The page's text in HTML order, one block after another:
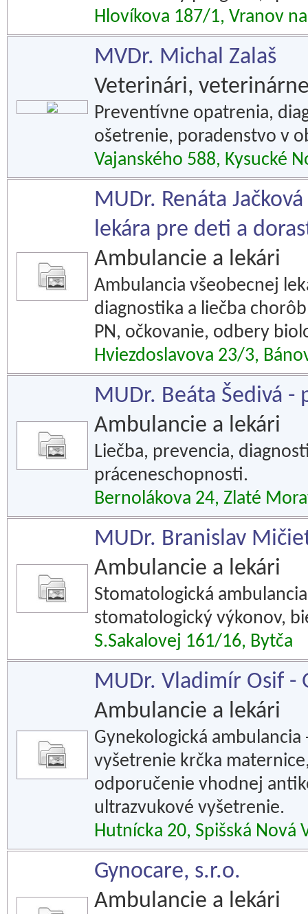
Hlovíkova 187/1, Vranov
MVDr. Michal Zalaš
Veterinári,
Preventívne opatrenia,
ošetrenie, poradenstvo v
Vajanského 588, Kysucké
MUDr. Renáta
lekára pre deti a
Ambulancie a lekári
Ambulancia všeobecnej
diagnostika a liečba
PN, očkovanie, odbery
Hviezdoslavova 23/3,
MUDr. Beáta Šedivá -
Ambulancie a lekári
Liečba, prevencia,
práceneschopnosti.
Bernolákova 24, Zlaté
MUDr. Branislav
Ambulancie a lekári
Stomatologická
stomatologický výkonov,
S.Sakalovej 161/16, Bytča
MUDr. Vladimír Osif -
Ambulancie a lekári
Gynekologická
vyšetrenie krčka
odporučenie vhodnej
ultrazvukové vyšetrenie.
Hutnícka 20, Spišská Nová
Gynocare, s.r.o.
Ambulancie a lekári